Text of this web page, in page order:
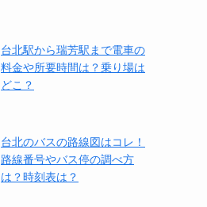
台北駅から瑞芳駅まで電車の
料金や所要時間は？乗り場は
どこ？
台北のバスの路線図はコレ！
路線番号やバス停の調べ方
は？時刻表は？